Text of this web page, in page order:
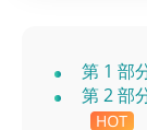
第 1 部
第 2 部